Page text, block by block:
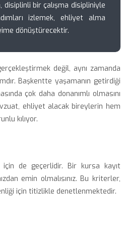
disiplinli bir çalışma disipliniyle
izlemek, ehliyet alma
dönüştürecektir.
değil, aynı zamanda
Başkentte yaşamanın getirdiği
çok daha donanımlı olmasını
ehliyet alacak bireylerin hem
kılıyor.
için de geçerlidir. Bir kursa kayıt
emin olmalısınız. Bu kriterler,
için titizlikle denetlenmektedir.